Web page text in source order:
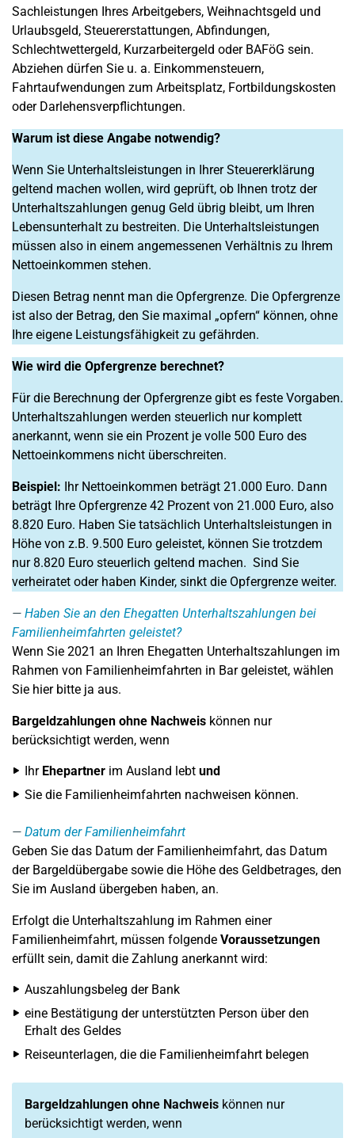
Sachleistungen Ihres Arbeitgebers, Weihnachtsgeld und
Urlaubsgeld, Steuererstattungen, Abfindungen,
Schlechtwettergeld, Kurzarbeitergeld oder BAFöG sein.
Abziehen dürfen Sie u. a. Einkommensteuern,
Fahrtaufwendungen zum Arbeitsplatz, Fortbildungskosten
oder Darlehensverpflichtungen.
Warum ist diese Angabe notwendig?
Wenn Sie Unterhaltsleistungen in Ihrer Steuererklärung
geltend machen wollen, wird geprüft, ob Ihnen trotz der
Unterhaltszahlungen genug Geld übrig bleibt, um Ihren
Lebensunterhalt zu bestreiten. Die Unterhaltsleistungen
müssen also in einem angemessenen Verhältnis zu Ihrem
Nettoeinkommen stehen.
Diesen Betrag nennt man die Opfergrenze. Die Opfergrenze
ist also der Betrag, den Sie maximal „opfern“ können, ohne
Ihre eigene Leistungsfähigkeit zu gefährden.
Wie wird die Opfergrenze berechnet?
Für die Berechnung der Opfergrenze gibt es feste Vorgaben.
Unterhaltszahlungen werden steuerlich nur komplett
anerkannt, wenn sie ein Prozent je volle 500 Euro des
Nettoeinkommens nicht überschreiten.
Beispiel: Ihr Nettoeinkommen beträgt 21.000 Euro. Dann
beträgt Ihre Opfergrenze 42 Prozent von 21.000 Euro, also
8.820 Euro. Haben Sie tatsächlich Unterhaltsleistungen in
Höhe von z.B. 9.500 Euro geleistet, können Sie trotzdem
nur 8.820 Euro steuerlich geltend machen. Sind Sie
verheiratet oder haben Kinder, sinkt die Opfergrenze weiter.
Haben Sie an den Ehegatten Unterhaltszahlungen bei
Familienheimfahrten geleistet?
Wenn Sie 2021 an Ihren Ehegatten Unterhaltszahlungen im
Rahmen von Familienheimfahrten in Bar geleistet, wählen
Sie hier bitte ja aus.
Bargeldzahlungen ohne Nachweis können nur
berücksichtigt werden, wenn
Ihr Ehepartner im Ausland lebt und
Sie die Familienheimfahrten nachweisen können.
Datum der Familienheimfahrt
Geben Sie das Datum der Familienheimfahrt, das Datum
der Bargeldübergabe sowie die Höhe des Geldbetrages, den
Sie im Ausland übergeben haben, an.
Erfolgt die Unterhaltszahlung im Rahmen einer
Familienheimfahrt, müssen folgende Voraussetzungen
erfüllt sein, damit die Zahlung anerkannt wird:
Auszahlungsbeleg der Bank
eine Bestätigung der unterstützten Person über den
Erhalt des Geldes
Reiseunterlagen, die die Familienheimfahrt belegen
Bargeldzahlungen ohne Nachweis können nur
berücksichtigt werden, wenn